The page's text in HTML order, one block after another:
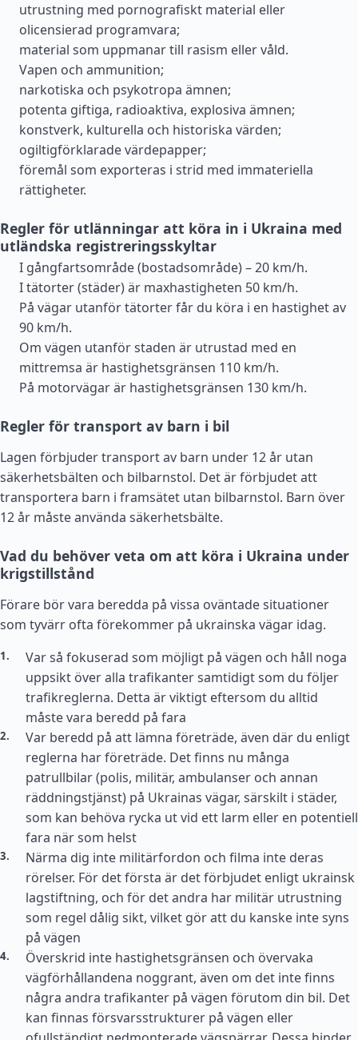
utrustning med pornografiskt material eller
olicensierad programvara;
material som uppmanar till rasism eller våld.
Vapen och ammunition;
narkotiska och psykotropa ämnen;
potenta giftiga, radioaktiva, explosiva ämnen;
konstverk, kulturella och historiska värden;
ogiltigförklarade värdepapper;
föremål som exporteras i strid med immateriella
rättigheter.
Regler för utlänningar att köra in i Ukraina med
utländska registreringsskyltar
I gångfartsområde (bostadsområde) – 20 km/h.
I tätorter (städer) är maxhastigheten 50 km/h.
På vägar utanför tätorter får du köra i en hastighet av
90 km/h.
Om vägen utanför staden är utrustad med en
mittremsa är hastighetsgränsen 110 km/h.
På motorvägar är hastighetsgränsen 130 km/h.
Regler för transport av barn i bil
Lagen förbjuder transport av barn under 12 år utan
säkerhetsbälten och bilbarnstol. Det är förbjudet att
transportera barn i framsätet utan bilbarnstol. Barn över
12 år måste använda säkerhetsbälte.
Vad du behöver veta om att köra i Ukraina under
krigstillstånd
Förare bör vara beredda på vissa oväntade situationer
som tyvärr ofta förekommer på ukrainska vägar idag.
Var så fokuserad som möjligt på vägen och håll noga
uppsikt över alla trafikanter samtidigt som du följer
trafikreglerna. Detta är viktigt eftersom du alltid
måste vara beredd på fara
Var beredd på att lämna företräde, även där du enligt
reglerna har företräde. Det finns nu många
patrullbilar (polis, militär, ambulanser och annan
räddningstjänst) på Ukrainas vägar, särskilt i städer,
som kan behöva rycka ut vid ett larm eller en potentiell
fara när som helst
Närma dig inte militärfordon och filma inte deras
rörelser. För det första är det förbjudet enligt ukrainsk
lagstiftning, och för det andra har militär utrustning
som regel dålig sikt, vilket gör att du kanske inte syns
på vägen
Överskrid inte hastighetsgränsen och övervaka
vägförhållandena noggrant, även om det inte finns
några andra trafikanter på vägen förutom din bil. Det
kan finnas försvarsstrukturer på vägen eller